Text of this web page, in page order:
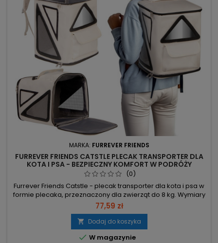
MARKA: FURREVER FRIENDS
FURREVER FRIENDS CATSTLE PLECAK TRANSPORTER DLA
KOTA I PSA - BEZPIECZNY KOMFORT W PODRÓŻY
(0)
Furrever Friends Catstle - plecak transporter dla kota i psa w
formie plecaka, przeznaczony dla zwierząt do 8 kg. Wymiary
30x30x40cm – określona przestrzeń transportowa. Limit wagi
8 kg – maksymalny dopuszczalny ciężar pupila. Materiały
odporne na drapanie, solidne zamki i sztywna konstrukcja –
zwiększona trwałość. Górna i dolna otwierana klapa,...
77,59 zł
 Dodaj do koszyka
 W magazynie